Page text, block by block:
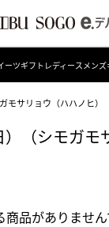
ーツギフト レディース メンズ
モサリョウ（ハハノヒ）
（シモガモ
品がありません